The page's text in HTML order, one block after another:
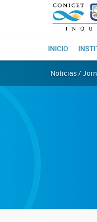
INICIO
Noticias /